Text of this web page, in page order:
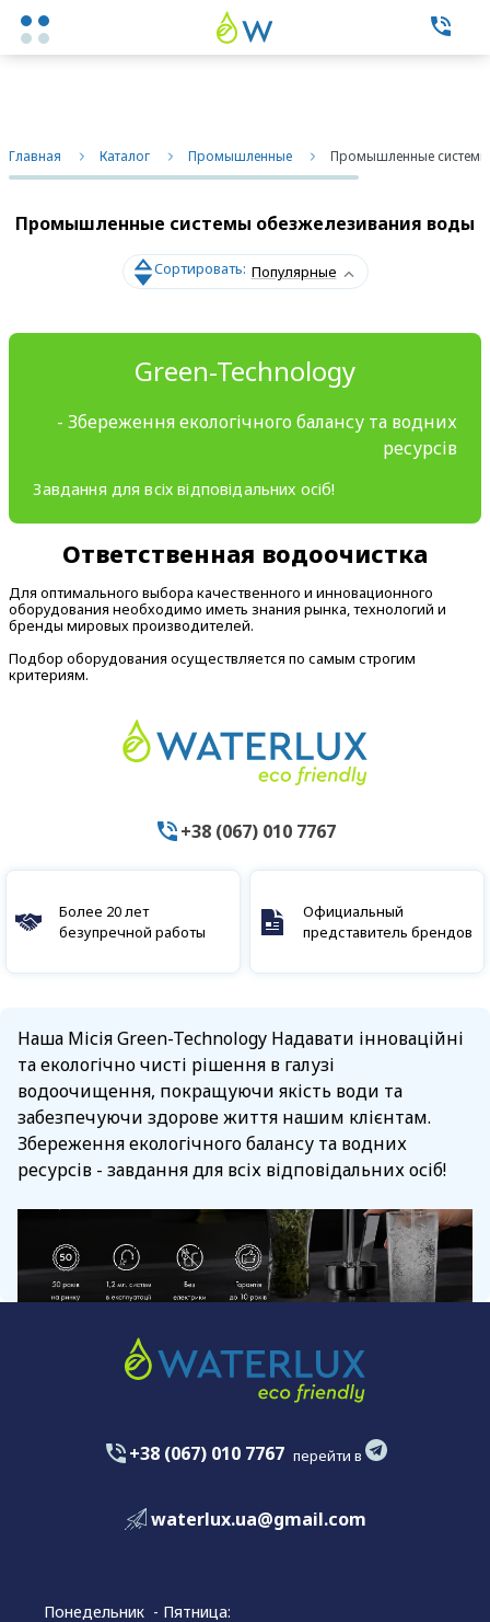
Экспертные услуги
Фильтры бытовые
Фильтры промышленные
Контакты
Главная Каталог Промышленные Промышленные
Промышленные системы обезжелезивания воды
Сортировать: Популярные
Green-Technology
- Збереження екологічного балансу та водних
ресурсів
Завдання для всіх відповідальних осіб!
Ответственная водоочистка
Для оптимального выбора качественного и инновационного
оборудования необходимо иметь знания рынка, технологий и
бренды мировых производителей.
Подбор оборудования осуществляется по самым строгим
критериям.
+38 (067) 010 7767
Более 20 лет
безупречной работы
Официальный
представитель брендов
Наша Місія Green-Technology Надавати інноваційні
та екологічно чисті рішення в галузі
водоочищення, покращуючи якість води та
забезпечуючи здорове життя нашим клієнтам.
Збереження екологічного балансу та водних
ресурсів - завдання для всіх відповідальних осіб!
+38 (067) 010 7767 перейти в
waterlux.ua@gmail.com
Понедельник - Пятница: